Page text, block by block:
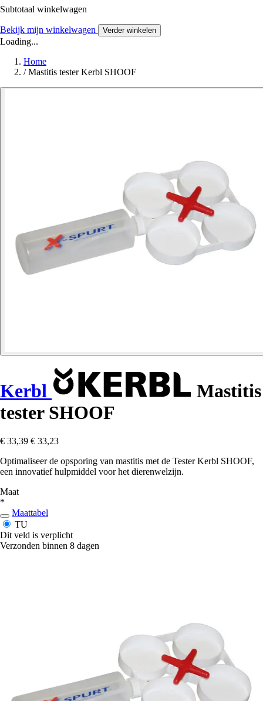
Subtotaal winkelwagen
Bekijk mijn winkelwagen Verder winkelen
Loading...
Home
/ Mastitis tester Kerbl SHOOF
Kerbl
Mastitis
tester SHOOF
€ 33,39 € 33,23
Optimaliseer de opsporing van mastitis met de Tester Kerbl SHOOF,
een innovatief hulpmiddel voor het dierenwelzijn.
Maat
*
Maattabel
TU
Dit veld is verplicht
Verzonden binnen 8 dagen